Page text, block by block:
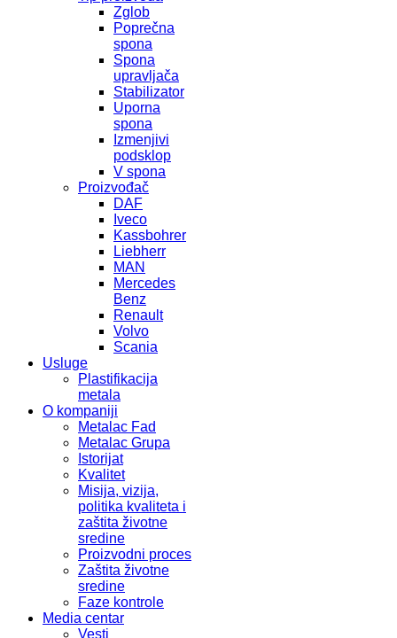
Zglob
Poprečna
spona
Spona
upravljača
Stabilizator
Uporna
spona
Izmenjivi
podsklop
V spona
Proizvođač
DAF
Iveco
Kassbohrer
Liebherr
MAN
Mercedes
Benz
Renault
Volvo
Scania
Usluge
Plastifikacija
metala
O kompaniji
Metalac Fad
Metalac Grupa
Istorijat
Kvalitet
Misija, vizija,
politika kvaliteta i
zaštita životne
sredine
Proizvodni proces
Zaštita životne
sredine
Faze kontrole
Media centar
Vesti